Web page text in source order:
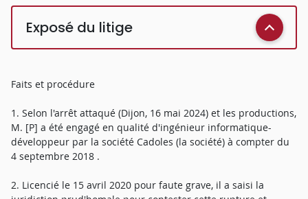
Exposé du litige
Faits et procédure
1. Selon l'arrêt attaqué (Dijon, 16 mai 2024) et les productions,
M. [P] a été engagé en qualité d'ingénieur informatique-
développeur par la société Cadoles (la société) à compter du
4 septembre 2018 .
2. Licencié le 15 avril 2020 pour faute grave, il a saisi la